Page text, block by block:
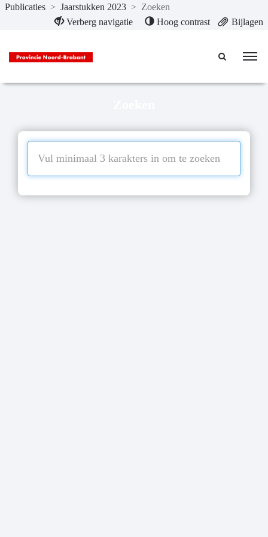
Naar hoofdinhoud
Publicaties > Jaarstukken 2023 > Zoeken
Verberg navigatie
Hoog contrast Bijlagen